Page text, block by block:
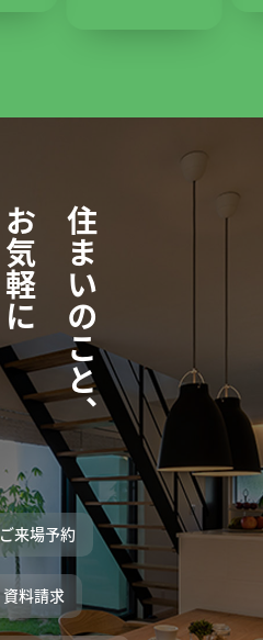
住まいのこと、
お気軽に
ご来場予約
資料請求